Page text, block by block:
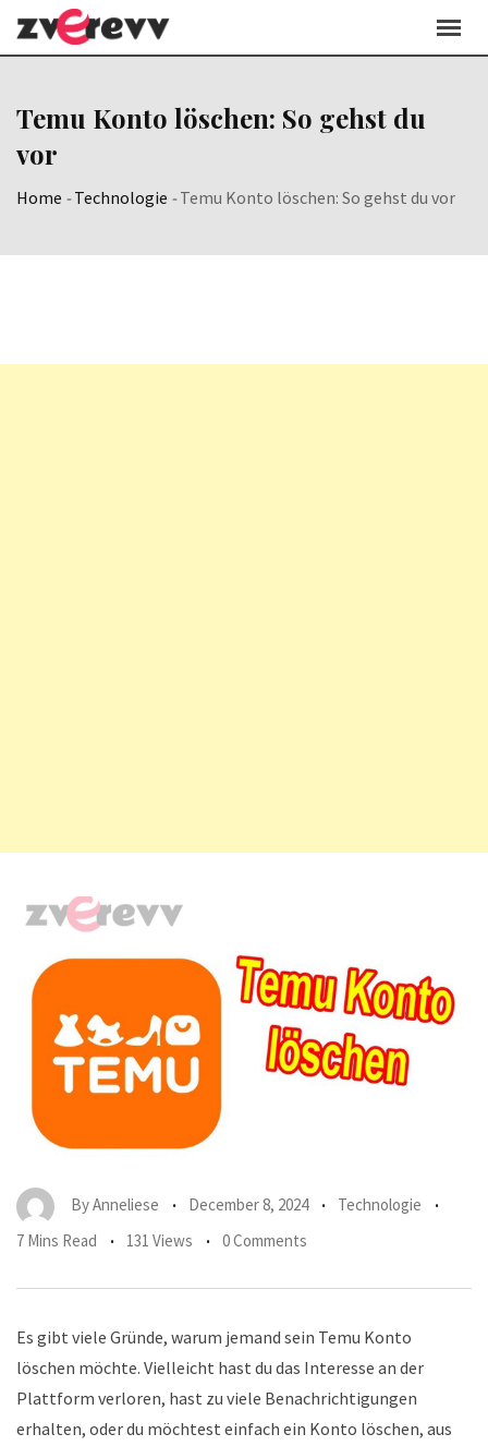
Skip
Temu Konto löschen: So gehst du
vor
Home -Technologie -Temu Konto löschen: So gehst du vor
ByAnneliese December 8, 2024
Technologie
7 Mins Read
131 Views 0 Comments
Es gibt viele Gründe, warum jemand sein Temu Konto
löschen möchte. Vielleicht hast du das Interesse an der
Plattform verloren, hast zu viele Benachrichtigungen
erhalten, oder du möchtest einfach ein Konto löschen, aus